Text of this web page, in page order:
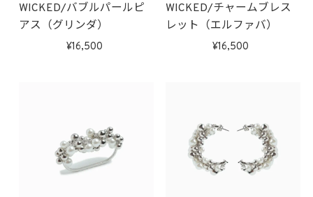
WICKED/バブルパールピ
アス（グリンダ）
16,500
WICKED/チャームブレス
レット（エルファバ）
16,500